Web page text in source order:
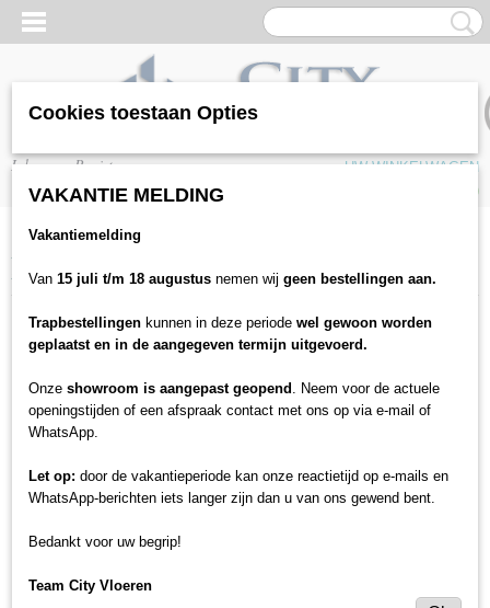
Inloggen Registreren
UW WINKELWAGEN
(0)
Home
zelfklevend 10mm
Cookies toestaan Opties
VAKANTIE MELDING
Vakantiemelding
Van 15 juli t/m 18 augustus nemen wij geen bestellingen aan.
Trapbestellingen kunnen in deze periode wel gewoon worden
geplaatst en in de aangegeven termijn uitgevoerd.
Onze showroom is aangepast geopend . Neem voor de actuele
openingstijden of een afspraak contact met ons op via e-mail of
WhatsApp.
Let op: door de vakantieperiode kan onze reactietijd op e-mails en
WhatsApp-berichten iets langer zijn dan u van ons gewend bent.
Bedankt voor uw begrip!
Team City Vloeren